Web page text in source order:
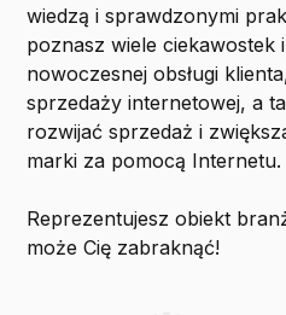
wiedzą i sprawdzonymi
poznasz wiele ciekawostek
nowoczesnej obsługi
sprzedaży internetowej, a
rozwijać sprzedaż i
marki za pomocą Internetu.
Reprezentujesz obiekt
może Cię zabraknąć!